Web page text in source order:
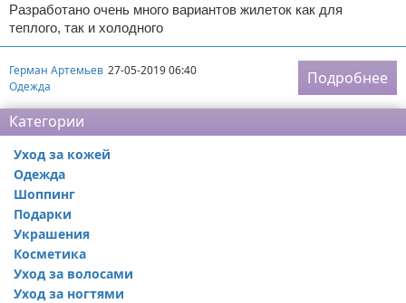
Разработано очень много вариантов жилеток как для
теплого, так и холодного
Герман Артемьев 27-05-2019 06:40
Одежда
Подробнее
Категории
Уход за кожей
Одежда
Шоппинг
Подарки
Украшения
Косметика
Уход за волосами
Уход за ногтями